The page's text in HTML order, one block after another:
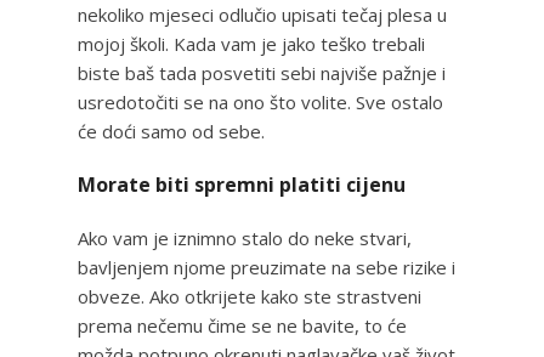
nekoliko mjeseci odlučio upisati tečaj plesa u
mojoj školi. Kada vam je jako teško trebali
biste baš tada posvetiti sebi najviše pažnje i
usredotočiti se na ono što volite. Sve ostalo
će doći samo od sebe.
Morate biti spremni platiti cijenu
Ako vam je iznimno stalo do neke stvari,
bavljenjem njome preuzimate na sebe rizike i
obveze. Ako otkrijete kako ste strastveni
prema nečemu čime se ne bavite, to će